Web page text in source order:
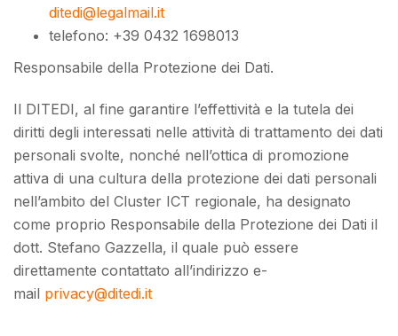
ditedi@legalmail.it
telefono: +39 0432 1698013
Responsabile della Protezione dei Dati.
Il DITEDI, al fine garantire l’effettività e la tutela dei
diritti degli interessati nelle attività di trattamento dei dati
personali svolte, nonché nell’ottica di promozione
attiva di una cultura della protezione dei dati personali
nell’ambito del Cluster ICT regionale, ha designato
come proprio Responsabile della Protezione dei Dati il
dott. Stefano Gazzella, il quale può essere
direttamente contattato all’indirizzo e-
mail privacy@ditedi.it